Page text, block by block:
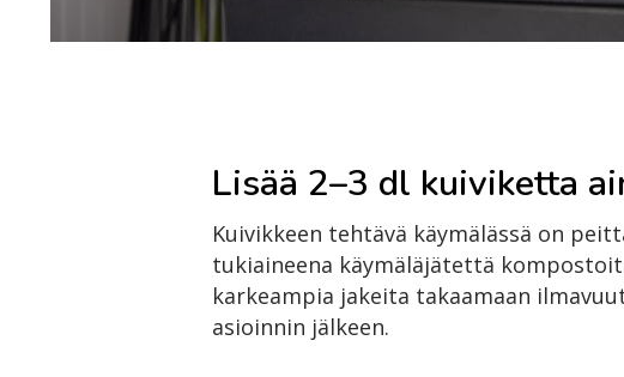
Lisää 2–3 dl kuiviketta
Kuivikkeen tehtävä käymälässä on
tukiaineena käymäläjätettä
karkeampia jakeita takaamaan
asioinnin jälkeen.